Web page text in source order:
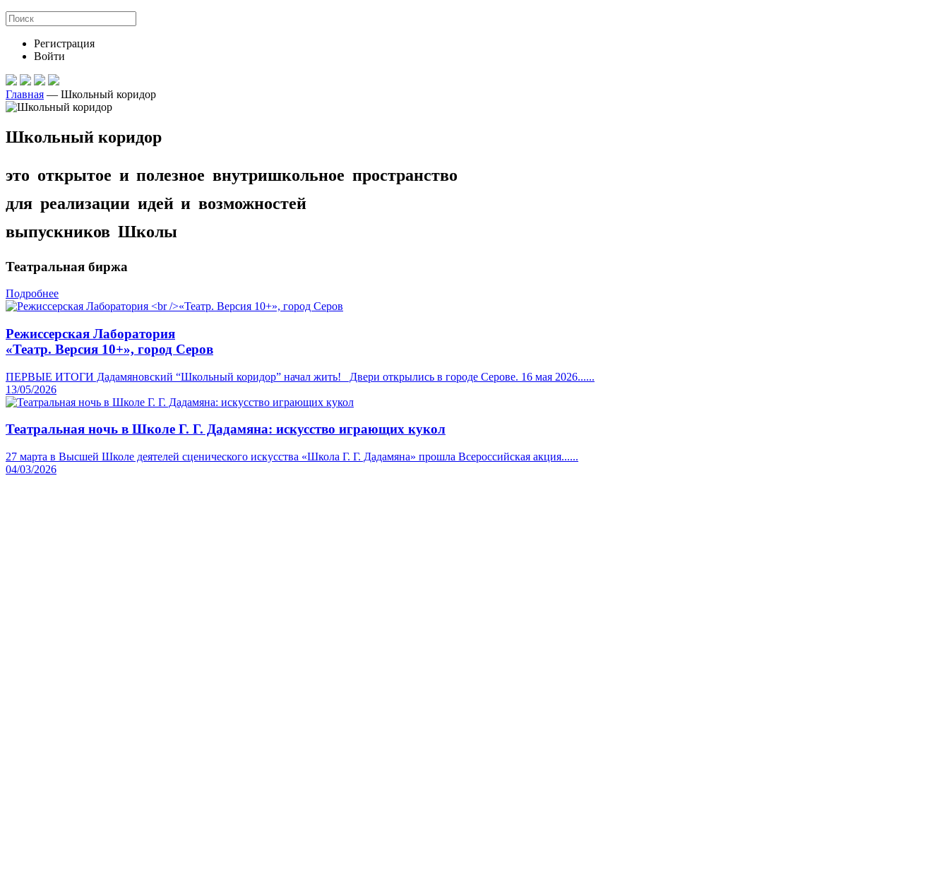
Регистрация
Войти
Главная — Школьный коридор
Школьный коридор
это открытое и полезное внутришкольное пространство
для реализации идей и возможностей
выпускников Школы
Театральная биржа
Подробнее
Режиссерская Лаборатория
«Театр. Версия 10+», город Серов
ПЕРВЫЕ ИТОГИ Дадамяновский “Школьный коридор” начал жить! Двери открылись в городе Серове. 16 мая 2026......
13/05/2026
Театральная ночь в Школе Г. Г. Дадамяна: искусство играющих кукол
27 марта в Высшей Школе деятелей сценического искусства «Школа Г. Г. Дадамяна» прошла Всероссийская акция......
04/03/2026